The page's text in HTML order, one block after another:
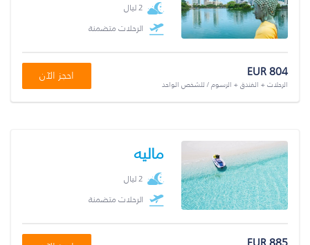
2 ليال
الرحلات متضمنة
EUR 804
الرحلات + الفندق + الرسوم / للشخص الواحد
احجز الآن
ماليه
2 ليال
الرحلات متضمنة